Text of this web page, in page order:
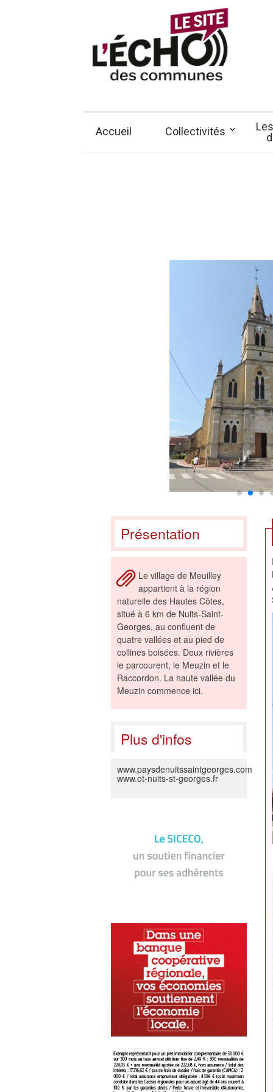
Accueil Collectivités
Présentation
Le village de Meuilley
appartient à la région
naturelle des Hautes Côtes,
situé à 6 km de Nuits-Saint-
Georges, au confluent de
quatre vallées et au pied de
collines boisées. Deux rivières
le parcourent, le Meuzin et le
Raccordon. La haute vallée du
Meuzin commence ici.
Plus d'infos
www.paysdenuitssaintgeorges.com
www.ot-nuits-st-georges.fr